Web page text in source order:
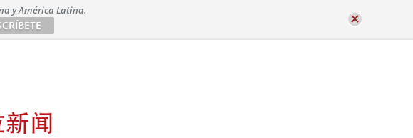
y América Latina.